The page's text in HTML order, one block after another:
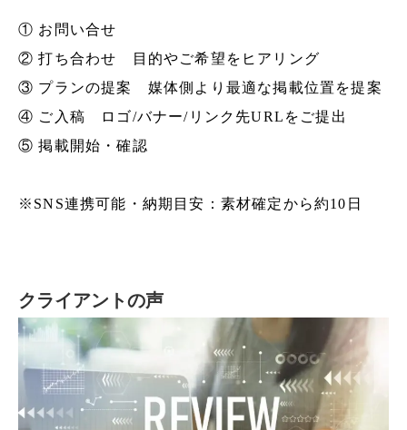
① お問い合せ
② 打ち合わせ 目的やご希望をヒアリング
③ プランの提案 媒体側より最適な掲載位置を提案
④ ご入稿 ロゴ/バナー/リンク先URLをご提出
⑤ 掲載開始・確認
※SNS連携可能・納期目安：素材確定から約10日
クライアントの声